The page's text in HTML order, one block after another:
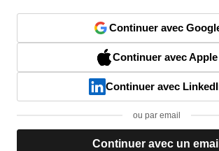
Continuer avec
Continuer avec Apple
Continuer avec
ou par email
Continuer avec un email